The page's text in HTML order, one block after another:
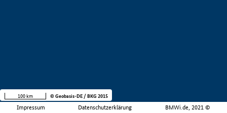
Impressum Datenschutzerklärung BMWi.de, 2021 ©
100 km © Geobasis-DE / BKG 2015